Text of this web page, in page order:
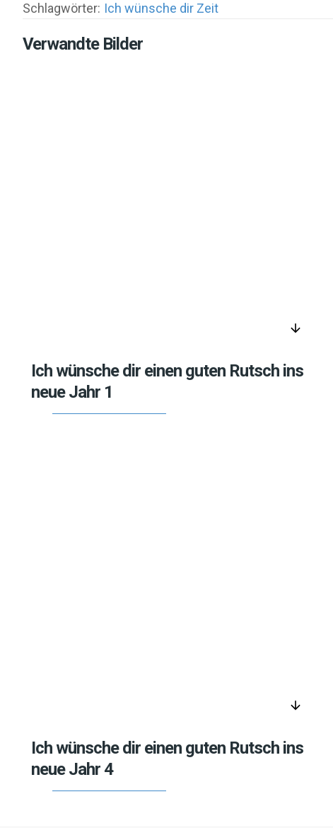
Schlagwörter: Ich wünsche dir Zeit
Verwandte Bilder
arrow_downward
Ich wünsche dir einen guten Rutsch ins
neue Jahr 1
arrow_downward
Ich wünsche dir einen guten Rutsch ins
neue Jahr 4